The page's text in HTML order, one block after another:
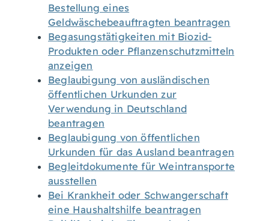
Bestellung eines
Geldwäschebeauftragten beantragen
Begasungstätigkeiten mit Biozid-
Produkten oder Pflanzenschutzmitteln
anzeigen
Beglaubigung von ausländischen
öffentlichen Urkunden zur
Verwendung in Deutschland
beantragen
Beglaubigung von öffentlichen
Urkunden für das Ausland beantragen
Begleitdokumente für Weintransporte
ausstellen
Bei Krankheit oder Schwangerschaft
eine Haushaltshilfe beantragen